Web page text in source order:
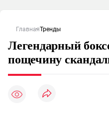
ГлавнаяТренды
Легендарный
пощечину